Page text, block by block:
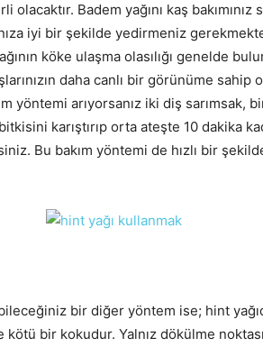
Badem yağını kaş bakımınız
iyi bir şekilde yedirmeniz
köke ulaşma olasılığı genelde
daha canlı bir görünüme sahip
yöntemi arıyorsanız iki diş sarımsak,
karıştırıp orta ateşte 10 dakika
Bu bakım yöntemi de hızlı bir
bir diğer yöntem ise; hint
bir kokudur. Yalnız dökülme